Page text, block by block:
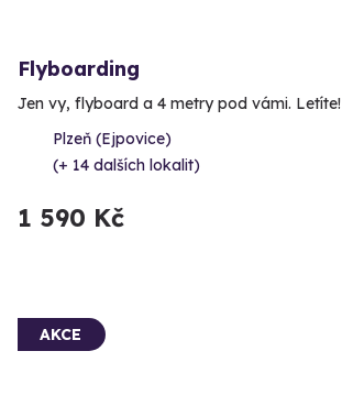
Flyboarding
Jen vy, flyboard a 4 metry pod vámi. Letíte!
Plzeň (Ejpovice)
(+ 14 dalších lokalit)
1 590 Kč
AKCE